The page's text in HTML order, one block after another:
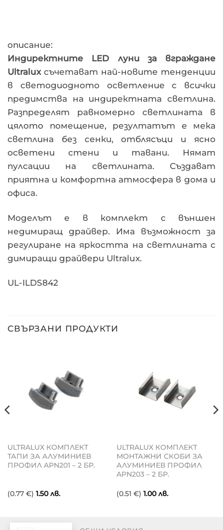
описание:
Индиректните LED луни за вграждане
Ultraluxсъчетават най-новите тенденции
в светодиодното осветление с всички
предимства на индиректната светлина.
Разпределят равномерно светлината в
цялото помещение, резултатът е мека
светлина без сенки, отблясъци и ясно
осветени стени и тавани. Нямат
пулсации на светлината. Създават
приятна и комфортна атмосфера в дома и
офиса.
Моделът е в комплект с външен
недимиращ драйвер. Има възможност за
регулиране на яркостта на светлината с
димиращи драйвери Ultralux.
UL-ILDS842
СВЪРЗАНИ ПРОДУКТИ
ULTRALUX КОМПЛЕКТ
ТАПИ ЗА АЛУМИНИЕВ
ПРОФИЛ APN201 – 2 БР.
(0.77 €) 1.50лв.
ULTRALUX КОМПЛЕКТ
МОНТАЖНИ СКОБИ ЗА
АЛУМИНИЕВ ПРОФИЛ
APN203 – 2 БР.
(0.51 €) 1.00лв.